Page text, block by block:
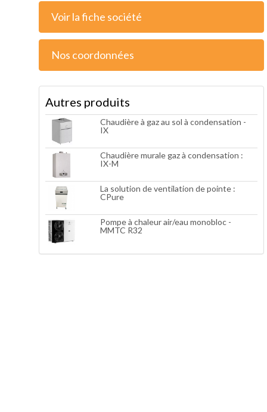
Voir la fiche société
Nos coordonnées
Autres produits
Chaudière à gaz au sol à condensation -
IX
Chaudière murale gaz à condensation :
IX-M
La solution de ventilation de pointe :
CPure
Pompe à chaleur air/eau monobloc -
MMTC R32